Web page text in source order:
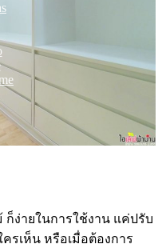
ก็ง่ายในการใช้งาน แค่ปรับ
รเห็น หรือเมื่อต้องการ